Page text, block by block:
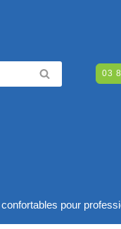
RECHERCHE03
pour